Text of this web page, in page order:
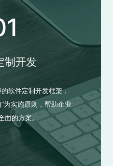
制开发
软件定制开发框架，
为实施原则，帮助企业
面的方案。
制开发
制开发框架，以“合适的就是最
业打造更加全面的方案。